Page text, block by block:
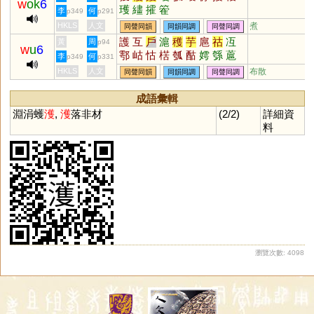
wok6
瓁 繣 攉 篧
李 p349 何 p291
HKLS 人文 同聲同韻 同韻同調 同聲同調 煮
wu6
黃 周 p94 護 互 戶 滬 穫 芋 扈 祜 冱
鄠 岵 怙 楛 瓠 酤 嫮 綔 蔰
昈 熩 雽 槴 婟 頀 韄 臒 嫭
枑 芐 沍
李 p349 何 p331
HKLS 人文 同聲同韻 同韻同調 同聲同調 布散
成語彙輯
淵涓蠖濩, 濩落非材 (2/2)
詳細資
料
瀏覽次數: 4098